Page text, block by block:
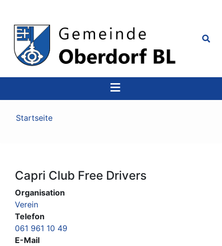
Pfadnavigation
Startseite
Capri Club Free Drivers
Organisation
Verein
Telefon
061 961 10 49
E-Mail